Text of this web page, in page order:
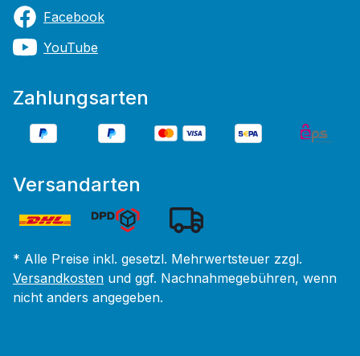
Facebook
YouTube
Zahlungsarten
Versandarten
* Alle Preise inkl. gesetzl. Mehrwertsteuer zzgl.
Versandkosten und ggf. Nachnahmegebühren, wenn
nicht anders angegeben.